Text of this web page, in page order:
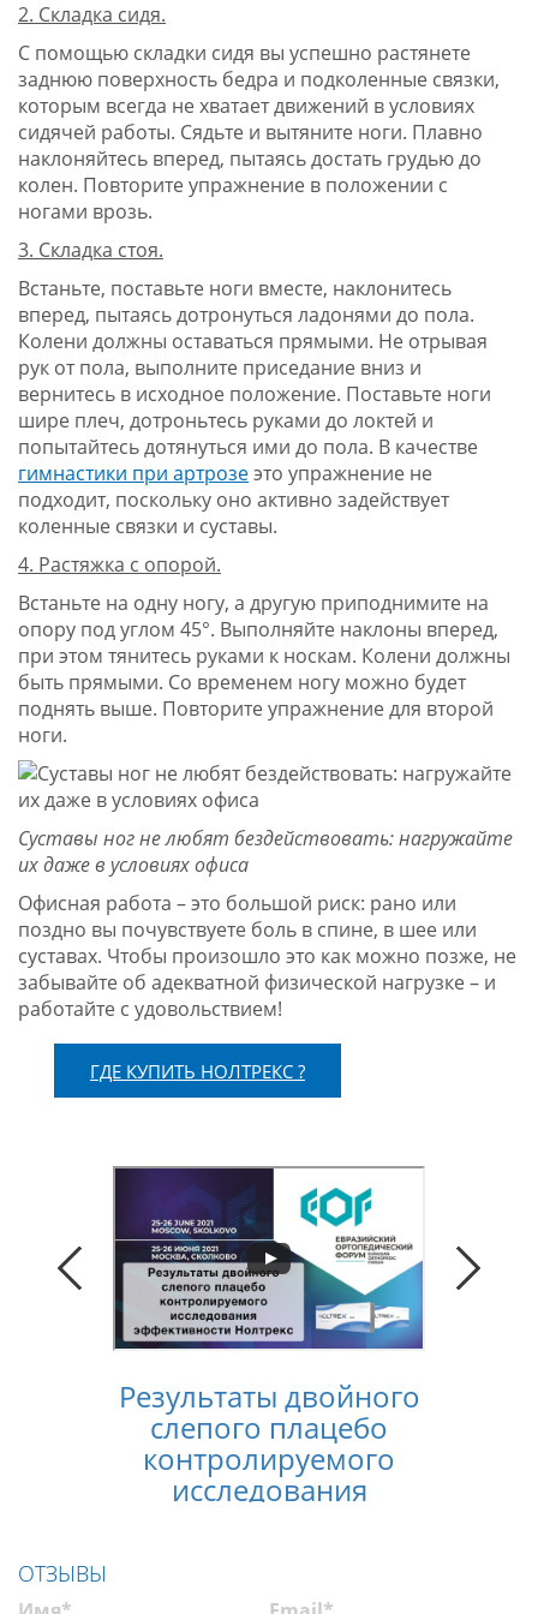
2. Складка сидя.
С помощью складки сидя вы успешно растянете
заднюю поверхность бедра и подколенные связки,
которым всегда не хватает движений в условиях
сидячей работы. Сядьте и вытяните ноги. Плавно
наклоняйтесь вперед, пытаясь достать грудью до
колен. Повторите упражнение в положении с
ногами врозь.
3. Складка стоя.
Встаньте, поставьте ноги вместе, наклонитесь
вперед, пытаясь дотронуться ладонями до пола.
Колени должны оставаться прямыми. Не отрывая
рук от пола, выполните приседание вниз и
вернитесь в исходное положение. Поставьте ноги
шире плеч, дотроньтесь руками до локтей и
попытайтесь дотянуться ими до пола. В качестве
гимнастики при артрозеэто упражнение не
подходит, поскольку оно активно задействует
коленные связки и суставы.
4. Растяжка с опорой.
Встаньте на одну ногу, а другую приподнимите на
опору под углом 45°. Выполняйте наклоны вперед,
при этом тянитесь руками к носкам. Колени должны
быть прямыми. Со временем ногу можно будет
поднять выше. Повторите упражнение для второй
ноги.
Суставы ног не любят бездействовать: нагружайте
их даже в условиях офиса
Офисная работа – это большой риск: рано или
поздно вы почувствуете боль в спине, в шее или
суставах. Чтобы произошло это как можно позже, не
забывайте об адекватной физической нагрузке – и
работайте с удовольствием!
ГДЕ КУПИТЬ НОЛТРЕКС ?
Результаты двойного
слепого плацебо
контролируемого
исследования
ОТЗЫВЫ